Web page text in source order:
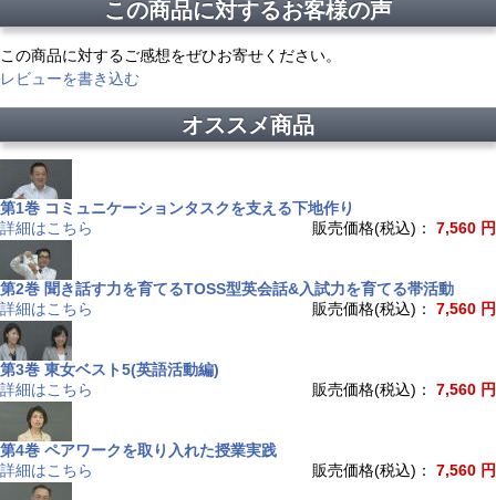
この商品に対するお客様の声
この商品に対するご感想をぜひお寄せください。
レビューを書き込む
オススメ商品
第1巻 コミュニケーションタスクを支える下地作り
販売価格(税込)：
7,560 円
詳細はこちら
第2巻 聞き話す力を育てるTOSS型英会話&入試力を育てる帯活動
販売価格(税込)：
7,560 円
詳細はこちら
第3巻 東女ベスト5(英語活動編)
販売価格(税込)：
7,560 円
詳細はこちら
第4巻 ペアワークを取り入れた授業実践
販売価格(税込)：
7,560 円
詳細はこちら